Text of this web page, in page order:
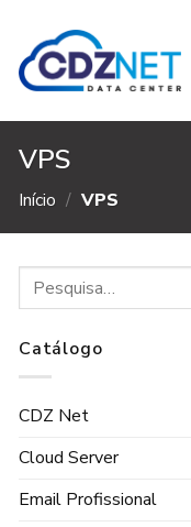
content
VPS
Início / VPS
Catálogo
CDZ Net
Cloud Server
Email Profissional